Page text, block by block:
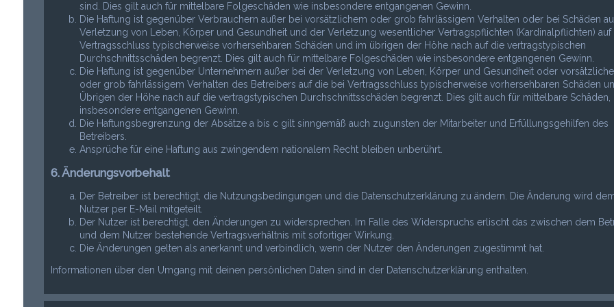
sind. Dies gilt auch für mittelbare Folgeschäden wie insbesondere entgangenen Gewinn.
Die Haftung ist gegenüber Verbrauchern außer bei vorsätzlichem oder grob fahrlässigem Verhalten oder bei Schäden
Verletzung von Leben, Körper und Gesundheit und der Verletzung wesentlicher Vertragspflichten (Kardinalpflichten) auf
Vertragsschluss typischerweise vorhersehbaren Schäden und im übrigen der Höhe nach auf die vertragstypischen
Durchschnittsschäden begrenzt. Dies gilt auch für mittelbare Folgeschäden wie insbesondere entgangenen Gewinn.
Die Haftung ist gegenüber Unternehmern außer bei der Verletzung von Leben, Körper und Gesundheit oder
oder grob fahrlässigem Verhalten des Betreibers auf die bei Vertragsschluss typischerweise vorhersehbaren Schäden
Übrigen der Höhe nach auf die vertragstypischen Durchschnittsschäden begrenzt. Dies gilt auch für mittelbare Schäden,
insbesondere entgangenen Gewinn.
Die Haftungsbegrenzung der Absätze a bis c gilt sinngemäß auch zugunsten der Mitarbeiter und Erfüllungsgehilfen des
Betreibers.
Ansprüche für eine Haftung aus zwingendem nationalem Recht bleiben unberührt.
6. Änderungsvorbehalt
Der Betreiber ist berechtigt, die Nutzungsbedingungen und die Datenschutzerklärung zu ändern. Die Änderung wird
Nutzer per E-Mail mitgeteilt.
Der Nutzer ist berechtigt, den Änderungen zu widersprechen. Im Falle des Widerspruchs erlischt das zwischen dem
und dem Nutzer bestehende Vertragsverhältnis mit sofortiger Wirkung.
Die Änderungen gelten als anerkannt und verbindlich, wenn der Nutzer den Änderungen zugestimmt hat.
Informationen über den Umgang mit deinen persönlichen Daten sind in der Datenschutzerklärung enthalten.